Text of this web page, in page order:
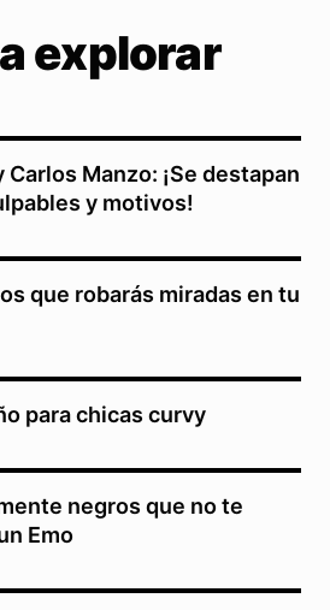
explorar
Manzo: ¡Se destapan
y motivos!
que robarás miradas en tu
para chicas curvy
negros que no te
Emo